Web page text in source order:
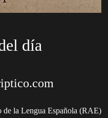
día
de la Lengua Española (RAE)